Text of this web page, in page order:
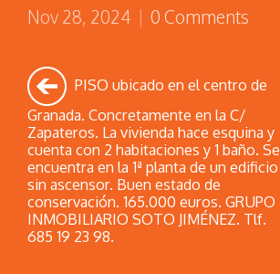
Nov 28, 2024 | 0 Comments
PISO ubicado en el centro de
Granada. Concretamente en la C/
Zapateros. La vivienda hace esquina y
cuenta con 2 habitaciones y 1 baño. Se
encuentra en la 1ª planta de un edificio
sin ascensor. Buen estado de
conservación. 165.000 euros. GRUPO
INMOBILIARIO SOTO JIMÉNEZ. Tlf.
685 19 23 98.